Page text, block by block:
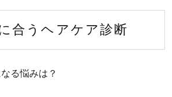
合うヘアケア診断
る悩みは？